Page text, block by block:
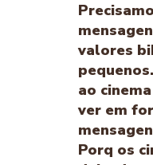
valores
ao
ver em
Porq os